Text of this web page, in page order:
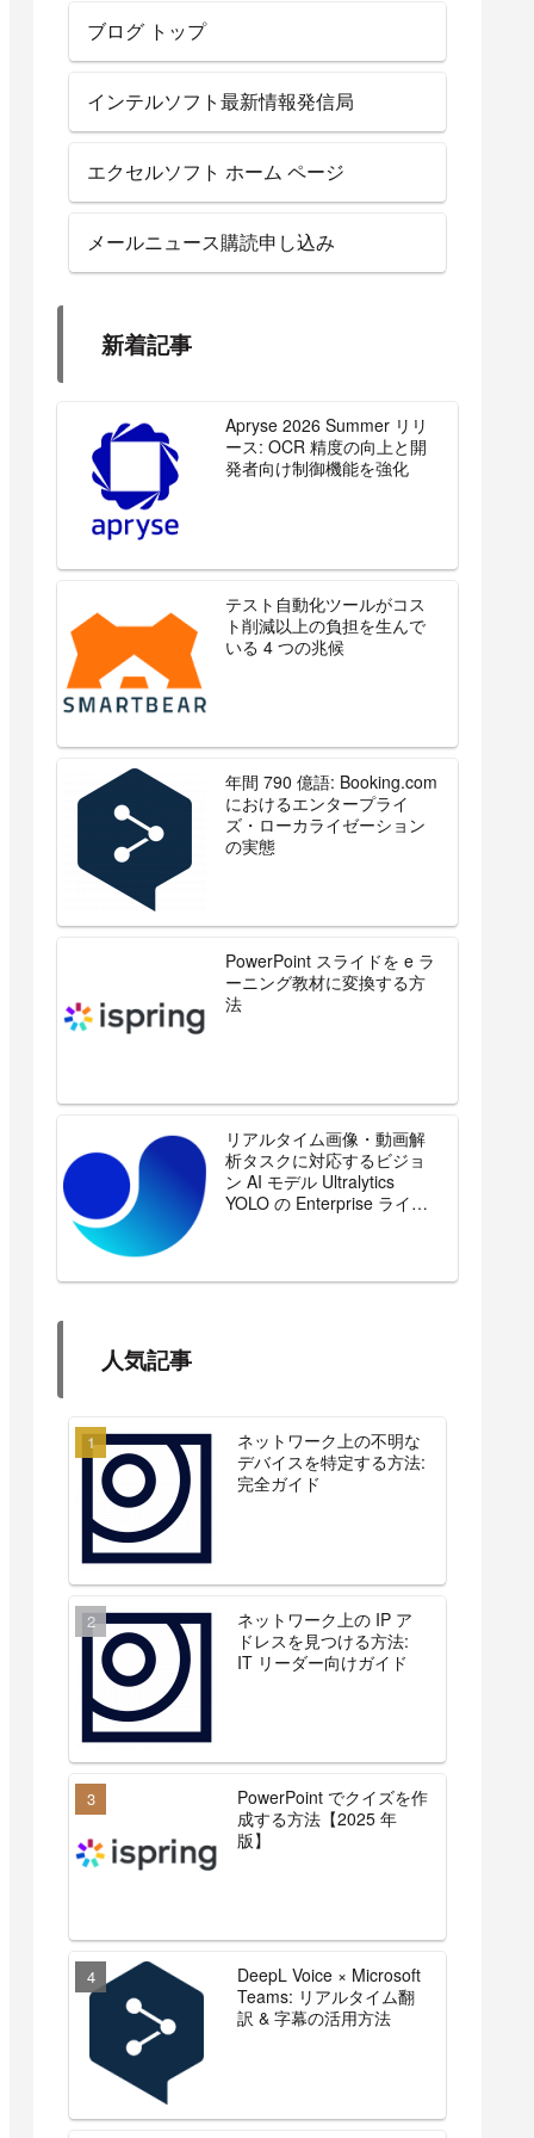
ブログ トップ
インテルソフト最新情報発信局
エクセルソフト ホーム ページ
メールニュース購読申し込み
新着記事
Apryse 2026 Summer リリ
ース: OCR 精度の向上と開
発者向け制御機能を強化
テスト自動化ツールがコス
ト削減以上の負担を生んで
いる 4 つの兆候
年間 790 億語: Booking.com
におけるエンタープライ
ズ・ローカライゼーション
の実態
PowerPoint スライドを e ラ
ーニング教材に変換する方
法
リアルタイム画像・動画解
析タスクに対応するビジョ
ン AI モデル Ultralytics
YOLO の Enterprise ライセ
人気記事
ネットワーク上の不明な
デバイスを特定する方法:
完全ガイド
ネットワーク上の IP ア
ドレスを見つける方法:
IT リーダー向けガイド
PowerPoint でクイズを作
成する方法【2025 年
版】
DeepL Voice × Microsoft
Teams: リアルタイム翻
訳 & 字幕の活用方法